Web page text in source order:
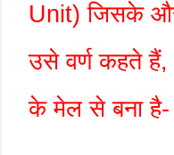
Unit) जिसके
उसे वर्ण कहते हैं,
के मेल से बना है-